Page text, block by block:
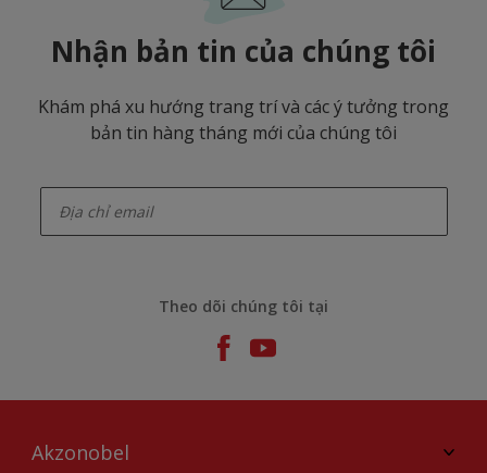
Nhận bản tin của chúng tôi
Khám phá xu hướng trang trí và các ý tưởng trong
bản tin hàng tháng mới của chúng tôi
Theo dõi chúng tôi tại
Akzonobel